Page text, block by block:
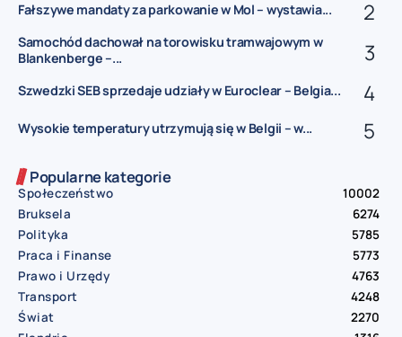
Fałszywe mandaty za parkowanie w Mol – wystawia...
Samochód dachował na torowisku tramwajowym w
Blankenberge –...
Szwedzki SEB sprzedaje udziały w Euroclear – Belgia...
Wysokie temperatury utrzymują się w Belgii – w...
Popularne kategorie
Społeczeństwo
10002
Bruksela
6274
Polityka
5785
Praca i Finanse
5773
Prawo i Urzędy
4763
Transport
4248
Świat
2270